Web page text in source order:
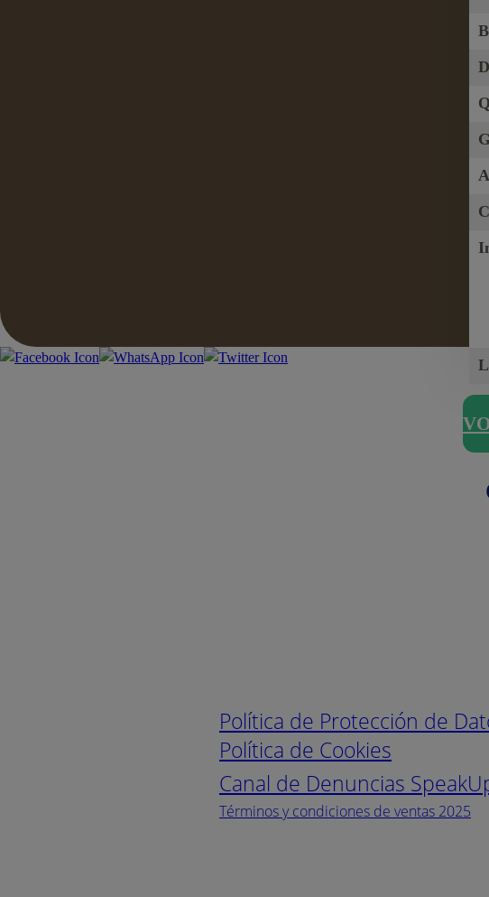
Política de Protección de
Política de Cookies
Canal de Denuncias
Términos y condiciones de ventas 2025